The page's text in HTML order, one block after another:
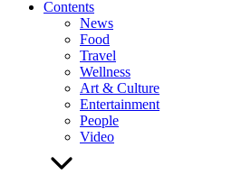
Contents
News
Food
Travel
Wellness
Art & Culture
Entertainment
People
Video